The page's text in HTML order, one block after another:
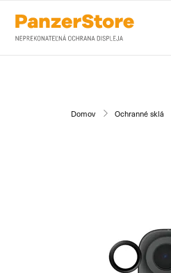
Domov Ochranné sklá